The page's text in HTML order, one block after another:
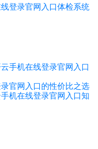
登录官网入口体检系统
手机在线登录官网入口
官网入口的性价比之选
机在线登录官网入口知